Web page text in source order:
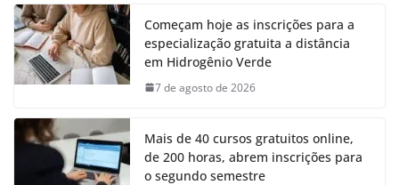
Começam hoje as inscrições para a
especialização gratuita a distância
em Hidrogênio Verde
7 de agosto de 2026
Mais de 40 cursos gratuitos online,
de 200 horas, abrem inscrições para
o segundo semestre